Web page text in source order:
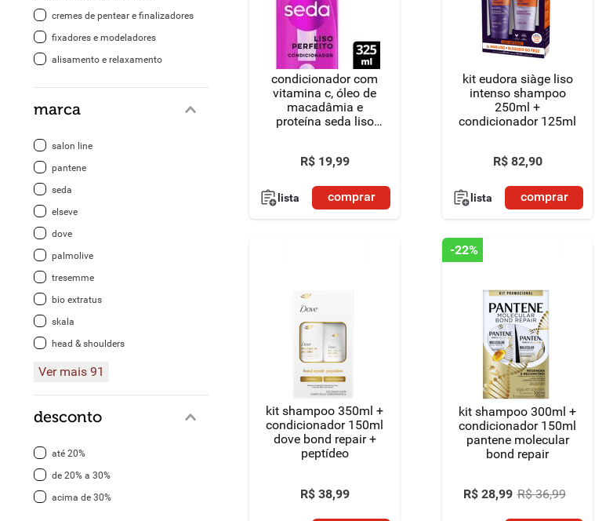
cremes de pentear e finalizadores
fixadores e modeladores
alisamento e relaxamento
marca
salon line
pantene
seda
elseve
dove
palmolive
tresemme
bio extratus
skala
head & shoulders
Ver mais 91
desconto
até 20%
de 20% a 30%
acima de 30%
condicionador com
vitamina c, óleo de
macadâmia e
proteína seda liso
R$ 19,99
lista comprar
kit eudora siàge liso
intenso shampoo
250ml +
condicionador 125ml
R$ 82,90
lista comprar
kit shampoo 350ml +
condicionador 150ml
dove bond repair +
peptídeo
R$ 38,99
-22%
kit shampoo 300ml +
condicionador 150ml
pantene molecular
bond repair
R$ 28,99 R$ 36,99
detergente
macarrão
chocolate